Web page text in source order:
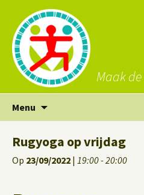
Maak
Menu
inhoud
Rugyoga op vrijdag
Op 23/09/2022 | 19:00 - 20:00